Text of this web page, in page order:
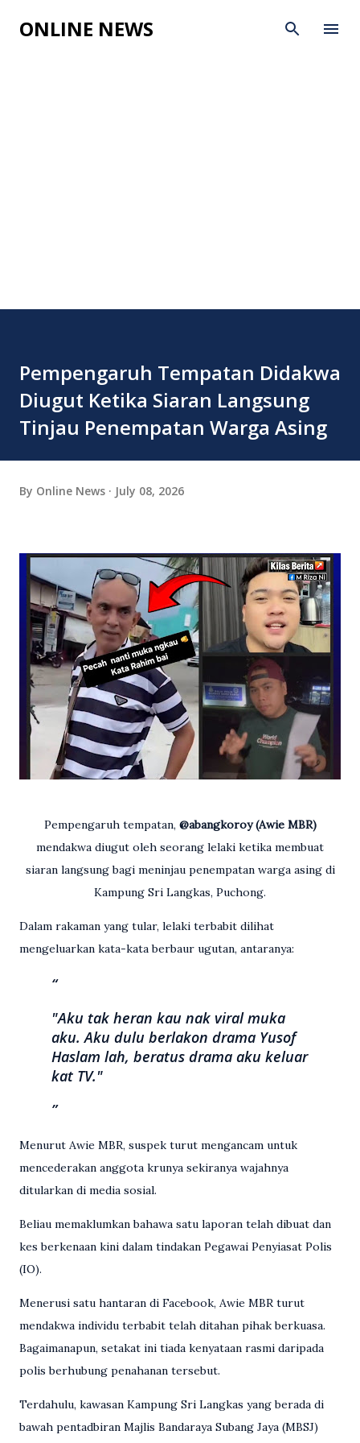
Skip to main content
ONLINE NEWS
Pempengaruh Tempatan Didakwa
Diugut Ketika Siaran Langsung
Tinjau Penempatan Warga Asing
By Online News July 08, 2026
Pempengaruh tempatan, @abangkoroy (Awie MBR)
mendakwa diugut oleh seorang lelaki ketika membuat
siaran langsung bagi meninjau penempatan warga asing di
Kampung Sri Langkas, Puchong.
Dalam rakaman yang tular, lelaki terbabit dilihat
mengeluarkan kata-kata berbaur ugutan, antaranya:
"Aku tak heran kau nak viral muka
aku. Aku dulu berlakon drama Yusof
Haslam lah, beratus drama aku keluar
kat TV."
Menurut Awie MBR, suspek turut mengancam untuk
mencederakan anggota krunya sekiranya wajahnya
ditularkan di media sosial.
Beliau memaklumkan bahawa satu laporan telah dibuat dan
kes berkenaan kini dalam tindakan Pegawai Penyiasat Polis
(IO).
Menerusi satu hantaran di Facebook, Awie MBR turut
mendakwa individu terbabit telah ditahan pihak berkuasa.
Bagaimanapun, setakat ini tiada kenyataan rasmi daripada
polis berhubung penahanan tersebut.
Terdahulu, kawasan Kampung Sri Langkas yang berada di
bawah pentadbiran Majlis Bandaraya Subang Jaya (MBSJ)